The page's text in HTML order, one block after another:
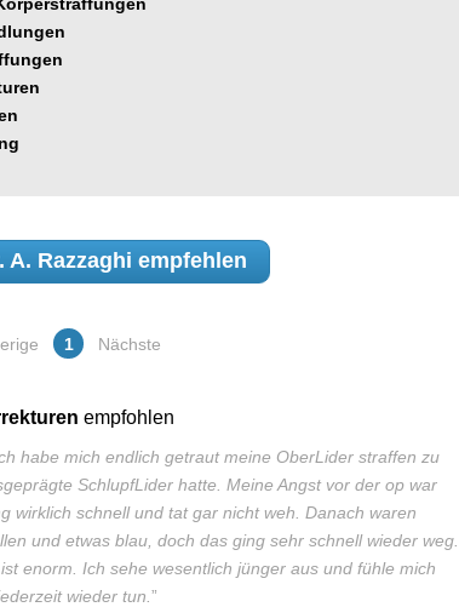
A. Razzaghi empfehlen
1 Nächste
empfohlen
habe mich endlich getraut meine OberLider straffen zu
SchlupfLider hatte. Meine Angst vor der op war
wirklich schnell und tat gar nicht weh. Danach waren
und etwas blau, doch das ging sehr schnell wieder weg.
enorm. Ich sehe wesentlich jünger aus und fühle mich
wieder tun. ”